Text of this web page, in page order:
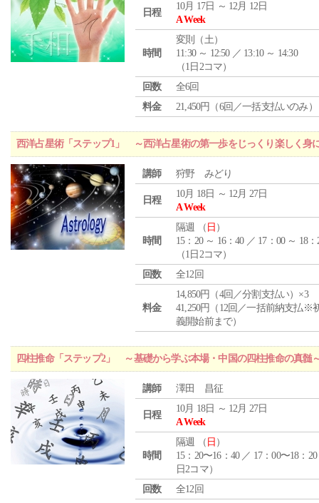
日程
10月 17日 ～ 12月 12日
A Week
時間
変則（土）
11:30 ～ 12:50 ／ 13:10 ～ 14:30
（1日2コマ）
回数
全6回
料金
21,450円（6回／一括支払いのみ）
西洋占星術「ステップ1」 ～西洋占星術の第一歩をじっくり楽しく身
講師 狩野 みどり
日程
10月 18日 ～ 12月 27日
A Week
時間
隔週 （ 日 ）
15：20 ～ 16：40 ／ 17：00 ～ 18：
（1日2コマ）
回数
全12回
料金
14,850円（4回／分割支払い）×3
41,250円（12回／一括前納支払※
義開始前まで）
四柱推命「ステップ2」 ～基礎から学ぶ本場・中国の四柱推命の真髄
講師 澤田 昌征
日程
10月 18日 ～ 12月 27日
A Week
時間
隔週 （ 日 ）
15：20〜16：40 ／ 17：00〜18：
日2コマ）
回数
全12回